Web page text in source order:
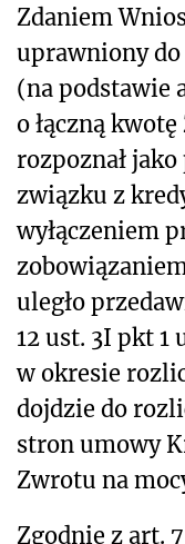
Zdaniem
uprawniony
(na podstawie
o łączną
rozpoznał
związku z
wyłączeniem
uległo
12 ust. 3I pkt 1
w okresie
dojdzie do
stron umowy
Zwrotu na
Zgodnie z art.